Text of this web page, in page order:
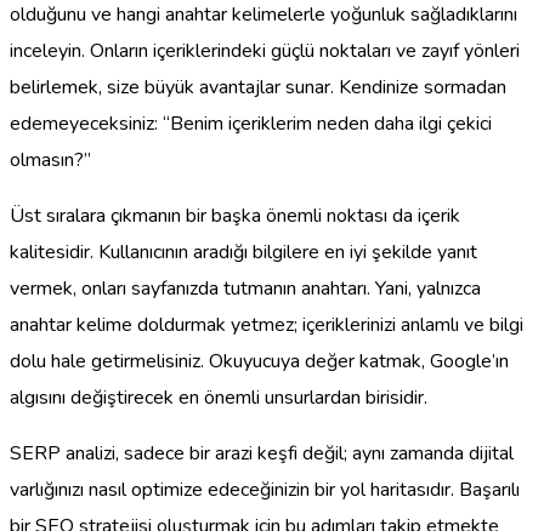
olduğunu ve hangi anahtar kelimelerle yoğunluk sağladıklarını
inceleyin. Onların içeriklerindeki güçlü noktaları ve zayıf yönleri
belirlemek, size büyük avantajlar sunar. Kendinize sormadan
edemeyeceksiniz: “Benim içeriklerim neden daha ilgi çekici
olmasın?”
Üst sıralara çıkmanın bir başka önemli noktası da içerik
kalitesidir. Kullanıcının aradığı bilgilere en iyi şekilde yanıt
vermek, onları sayfanızda tutmanın anahtarı. Yani, yalnızca
anahtar kelime doldurmak yetmez; içeriklerinizi anlamlı ve bilgi
dolu hale getirmelisiniz. Okuyucuya değer katmak, Google’ın
algısını değiştirecek en önemli unsurlardan birisidir.
SERP analizi, sadece bir arazi keşfi değil; aynı zamanda dijital
varlığınızı nasıl optimize edeceğinizin bir yol haritasıdır. Başarılı